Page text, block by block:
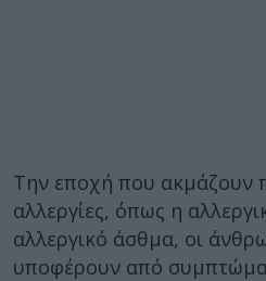
Την εποχή που ακμάζουν
αλλεργίες, όπως η
αλλεργικό άσθμα, οι
υποφέρουν από